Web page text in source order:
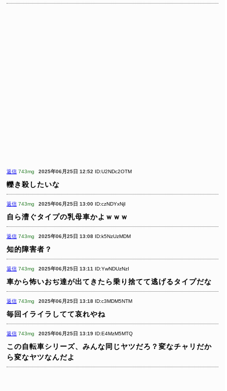
返信 743mg 2025年06月25日 12:52 ID:U2NDc2OTM
轢き殺したいな
返信 743mg 2025年06月25日 13:00 ID:czNDYxNjI
自ら漕ぐタイプの乳母車かよｗｗｗ
返信 743mg 2025年06月25日 13:08 ID:k5NzUzMDM
知的障害者？
返信 743mg 2025年06月25日 13:11 ID:YwNDUzNzI
車から怖いおぢ達が出てきたら乗り捨てて逃げるタイプだな
返信 743mg 2025年06月25日 13:18 ID:c3MDM5NTM
毎回イライラしてて哀れやね
返信 743mg 2025年06月25日 13:19 ID:E4MzM5MTQ
この自転車シリーズ、みんな同じヤツだろ？変なチャリだか
ら変なヤツなんだよ